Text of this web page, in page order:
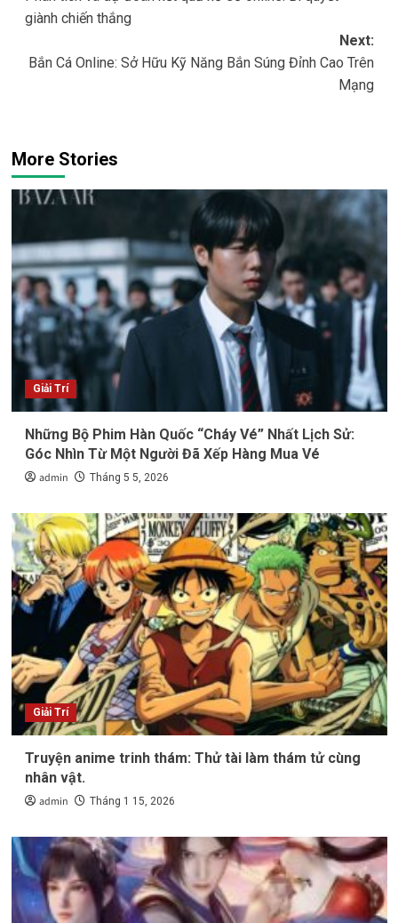
giành chiến thắng
Next:
Bắn Cá Online: Sở Hữu Kỹ Năng Bắn Súng Đỉnh Cao Trên
Mạng
More Stories
Giải Trí
Những Bộ Phim Hàn Quốc “Cháy Vé” Nhất Lịch Sử:
Góc Nhìn Từ Một Người Đã Xếp Hàng Mua Vé
admin Tháng 5 5, 2026
Giải Trí
Truyện anime trinh thám: Thử tài làm thám tử cùng
nhân vật.
admin Tháng 1 15, 2026